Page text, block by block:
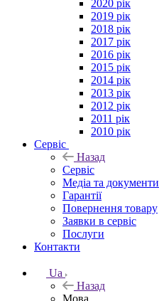
2020 рік
2019 рік
2018 рік
2017 рік
2016 рік
2015 рік
2014 рік
2013 рік
2012 рік
2011 рік
2010 рік
Сервіс
Назад
Сервіс
Медіа та документи
Гарантії
Повернення товару
Заявки в сервіс
Послуги
Контакти
Ua
Назад
Мова